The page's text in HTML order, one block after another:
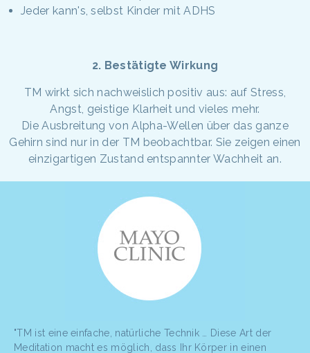
Jeder kann's, selbst Kinder mit ADHS
2. Bestätigte Wirkung
TM wirkt sich nachweislich positiv aus: auf Stress,
Angst, geistige Klarheit und vieles mehr.
Die Ausbreitung von Alpha-Wellen über das ganze
Gehirn sind nur in der TM beobachtbar. Sie zeigen einen
einzigartigen Zustand entspannter Wachheit an.
"TM ist eine einfache, natürliche Technik … Diese Art der
Meditation macht es möglich, dass Ihr Körper in einen